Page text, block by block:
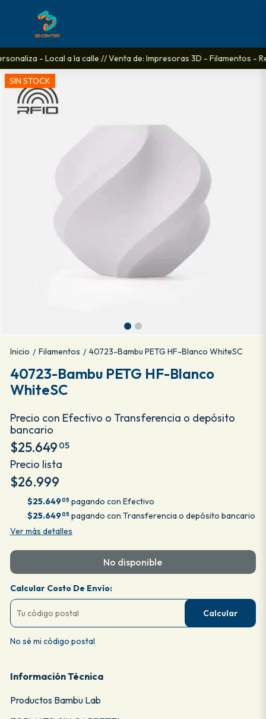
- Local a la calle // Venta de: Impresoras 3D - Filamentos -
SIN STOCK
Inicio / Filamentos / 40723-Bambu PETG HF-Blanco WhiteSC
40723-Bambu PETG HF-Blanco
WhiteSC
Precio con Efectivo o Transferencia o depósito
bancario
$25.649 05
Precio lista
$26.999
$25.64905 pagando con Efectivo
$25.64905 pagando con Transferencia o depósito bancario
Ver más detalles
No disponible
Calcular Costo De Envío:
Calcular
No sé mi código postal
Información Técnica
Productos Bambu Lab